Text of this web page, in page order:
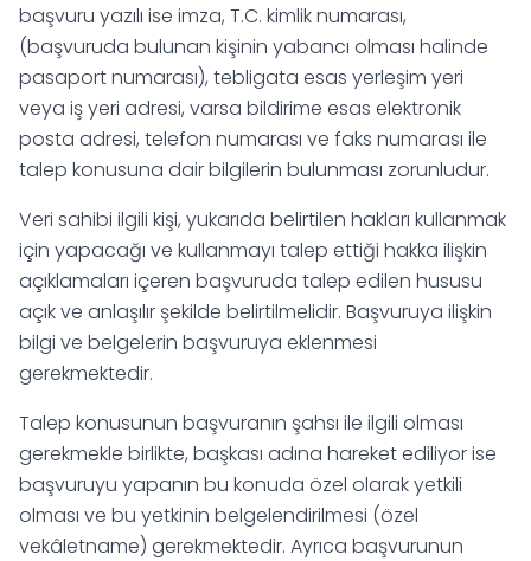
başvuru yazılı ise imza, T.C. kimlik numarası,
(başvuruda bulunan kişinin yabancı olması halinde
pasaport numarası), tebligata esas yerleşim yeri
veya iş yeri adresi, varsa bildirime esas elektronik
posta adresi, telefon numarası ve faks numarası ile
talep konusuna dair bilgilerin bulunması zorunludur.
Veri sahibi ilgili kişi, yukarıda belirtilen hakları kullanmak
için yapacağı ve kullanmayı talep ettiği hakka ilişkin
açıklamaları içeren başvuruda talep edilen hususu
açık ve anlaşılır şekilde belirtilmelidir. Başvuruya ilişkin
bilgi ve belgelerin başvuruya eklenmesi
gerekmektedir.
Talep konusunun başvuranın şahsı ile ilgili olması
gerekmekle birlikte, başkası adına hareket ediliyor ise
başvuruyu yapanın bu konuda özel olarak yetkili
olması ve bu yetkinin belgelendirilmesi (özel
vekâletname) gerekmektedir. Ayrıca başvurunun